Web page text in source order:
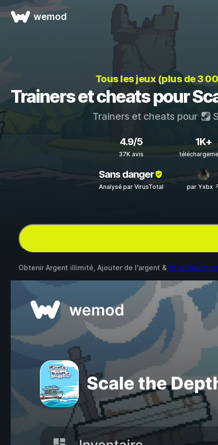
wemod
Tous les jeux (plus de 3
Trainers et cheats pour
Trainers et cheats pour
4.9/5
37K avis
1K+
Sans danger
Analysé par VirusTotal par Yxbx
Obtenir Argent illimité, Ajouter de l'argent & 10 autres